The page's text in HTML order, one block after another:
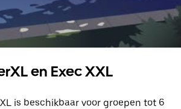
en Exec XXL
is beschikbaar voor groepen tot 6